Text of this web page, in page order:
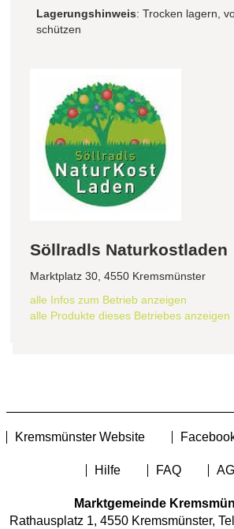
Lagerungshinweis: Trocken lagern,
schützen
Söllradls Naturkostladen
Marktplatz 30, 4550 Kremsmünster
alle Infos zum Betrieb anzeigen
alle Produkte dieses Betriebes anzeigen
Kremsmünster Website
Hilfe FAQ
Marktgemeinde
Rathausplatz 1, 4550 Kremsmünster,